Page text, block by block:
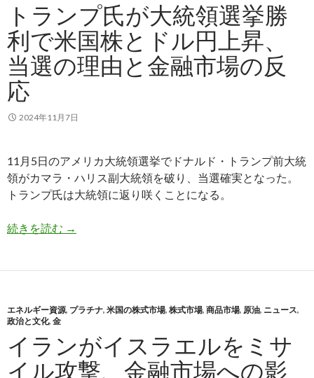
トランプ氏が大統領選挙勝
利で米国株とドル円上昇、
当選の理由と金融市場の反
応
2024年11月7日
11月5日のアメリカ大統領選挙でドナルド・トランプ前大統
領がカマラ・ハリス副大統領を破り、当選確実となった。
トランプ氏は大統領に返り咲くことになる。
続きを読む トランプ氏が大統領選挙勝利で米国株とドル円
→
エネルギー資源, プラチナ, 米国の株式市場, 株式市場, 商品市場, 原油, ニュース,
政治と文化, 金
イランがイスラエルをミサ
イル攻撃、金融市場への影